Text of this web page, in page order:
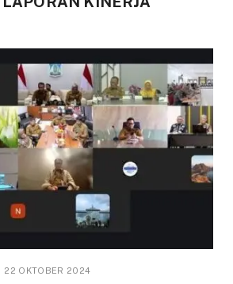
22 OKTOBER 2024